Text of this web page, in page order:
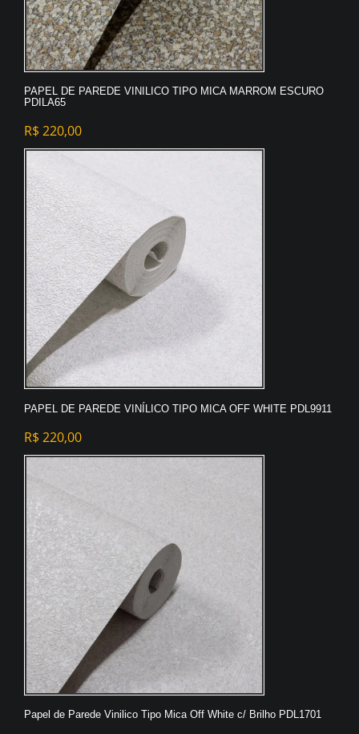
PAPEL DE PAREDE VINILICO TIPO MICA MARROM ESCURO
PDILA65
R$ 220,00
PAPEL DE PAREDE VINÍLICO TIPO MICA OFF WHITE PDL9911
R$ 220,00
Papel de Parede Vinilico Tipo Mica Off White c/ Brilho PDL1701